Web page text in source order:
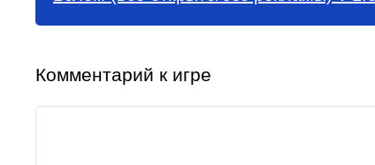
Комментарий к игре